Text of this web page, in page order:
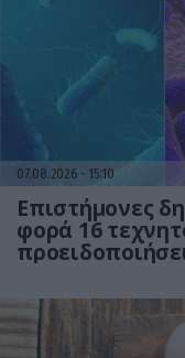
07.08.2026 15:10
Επιστήμονες
φορά 16